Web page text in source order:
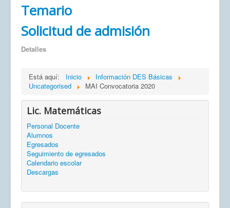
Temario
Solicitud de admisión
Detalles
Está aquí: Inicio
Información DES Básicas
Uncategorised
MAI Convocatoria 2020
Lic. Matemáticas
Personal Docente
Alumnos
Egresados
Seguimiento de egresados
Calendario escolar
Descargas